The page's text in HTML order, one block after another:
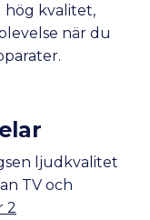
hög kvalitet,
när du
ljudkvalitet
TV och
2